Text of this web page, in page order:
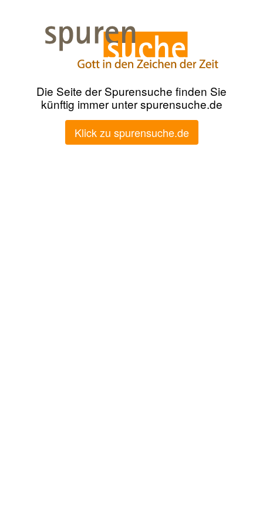
Die Seite der Spurensuche finden Sie
künftig immer unter spurensuche.de
Klick zu spurensuche.de